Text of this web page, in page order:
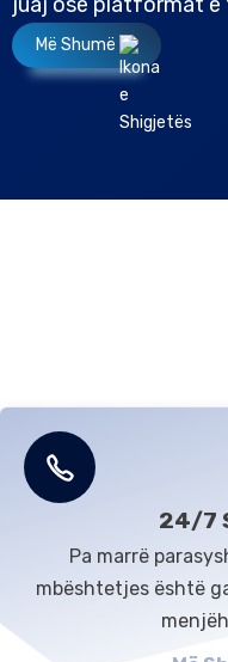
Më Shumë
24/7
Pa marrë
mbështetjes është